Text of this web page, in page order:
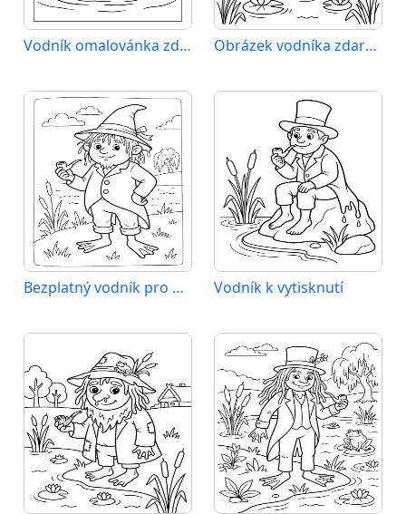
Vodník omalovánka zdarma Obrázek vodníka zdarma
Bezplatný vodník pro děti Vodník k vytisknutí